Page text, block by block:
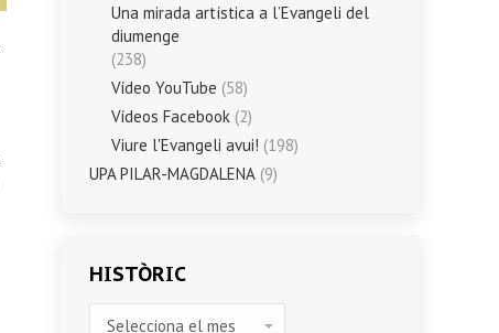
Una mirada artística a l’Evangeli del
diumenge
(238)
Vídeo YouTube (58)
Vídeos Facebook (2)
Viure l'Evangeli avui! (198)
UPA PILAR-MAGDALENA (9)
HISTÒRIC